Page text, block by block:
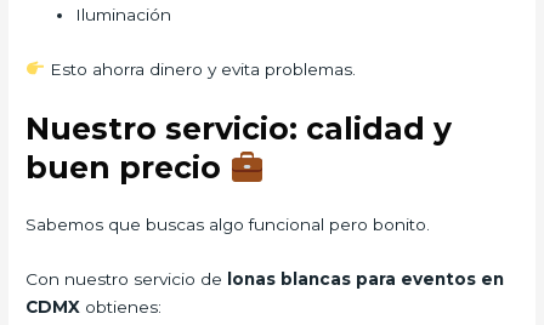
Iluminación
Esto ahorra dinero y evita problemas.
Nuestro servicio: calidad y
buen precio
Sabemos que buscas algo funcional pero bonito.
Con nuestro servicio de
lonas blancas para eventos en
CDMX obtienes: